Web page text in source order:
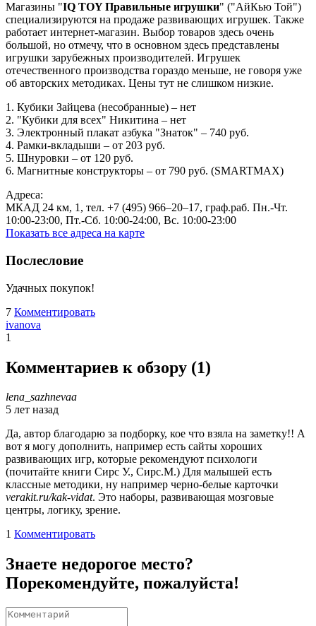
Магазины "IQ TOY Правильные игрушки" ("АйКью Той")
специализируются на продаже развивающих игрушек. Также
работает интернет-магазин. Выбор товаров здесь очень
большой, но отмечу, что в основном здесь представлены
игрушки зарубежных производителей. Игрушек
отечественного производства гораздо меньше, не говоря уже
об авторских методиках. Цены тут не слишком низкие.
1. Кубики Зайцева (несобранные) – нет
2. "Кубики для всех" Никитина – нет
3. Электронный плакат азбука "Знаток" – 740 руб.
4. Рамки-вкладыши – от 203 руб.
5. Шнуровки – от 120 руб.
6. Магнитные конструкторы – от 790 руб. (SMARTMAX)
Адреса:
МКАД 24 км, 1, тел. +7 (495) 966‒20‒17, граф.раб. Пн.-Чт.
10:00-23:00, Пт.-Сб. 10:00-24:00, Вс. 10:00-23:00
Показать все адреса на карте
Послесловие
Удачных покупок!
7 Комментировать
ivanova
1
Комментариев к обзору (1)
lena_sazhnevaa
5 лет назад
Да, автор благодарю за подборку, кое что взяла на заметку!! А
вот я могу дополнить, например есть сайты хороших
развивающих игр, которые рекомендуют психологи
(почитайте книги Сирс У., Сирс.М.) Для малышей есть
классные методики, ну например черно-белые карточки
verakit.ru/kak-vidat. Это наборы, развивающая мозговые
центры, логику, зрение.
1 Комментировать
Знаете недорогое место?
Порекомендуйте, пожалуйста!